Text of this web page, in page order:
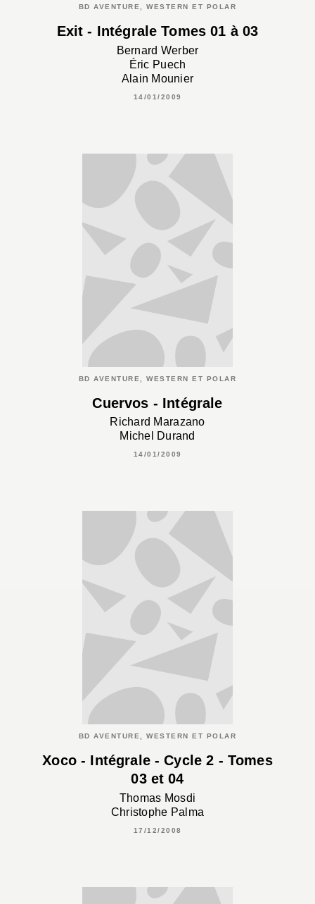
BD AVENTURE, WESTERN ET POLAR
Exit - Intégrale Tomes 01 à 03
Bernard Werber
Éric Puech
Alain Mounier
14/01/2009
BD AVENTURE, WESTERN ET POLAR
Cuervos - Intégrale
Richard Marazano
Michel Durand
14/01/2009
BD AVENTURE, WESTERN ET POLAR
Xoco - Intégrale - Cycle 2 - Tomes
03 et 04
Thomas Mosdi
Christophe Palma
17/12/2008